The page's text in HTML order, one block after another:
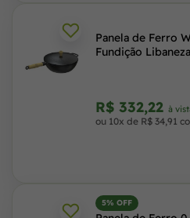
Panela de Ferro
Fundição
R$ 332,22 à
ou 10x de R$ 34,91
5% OFF